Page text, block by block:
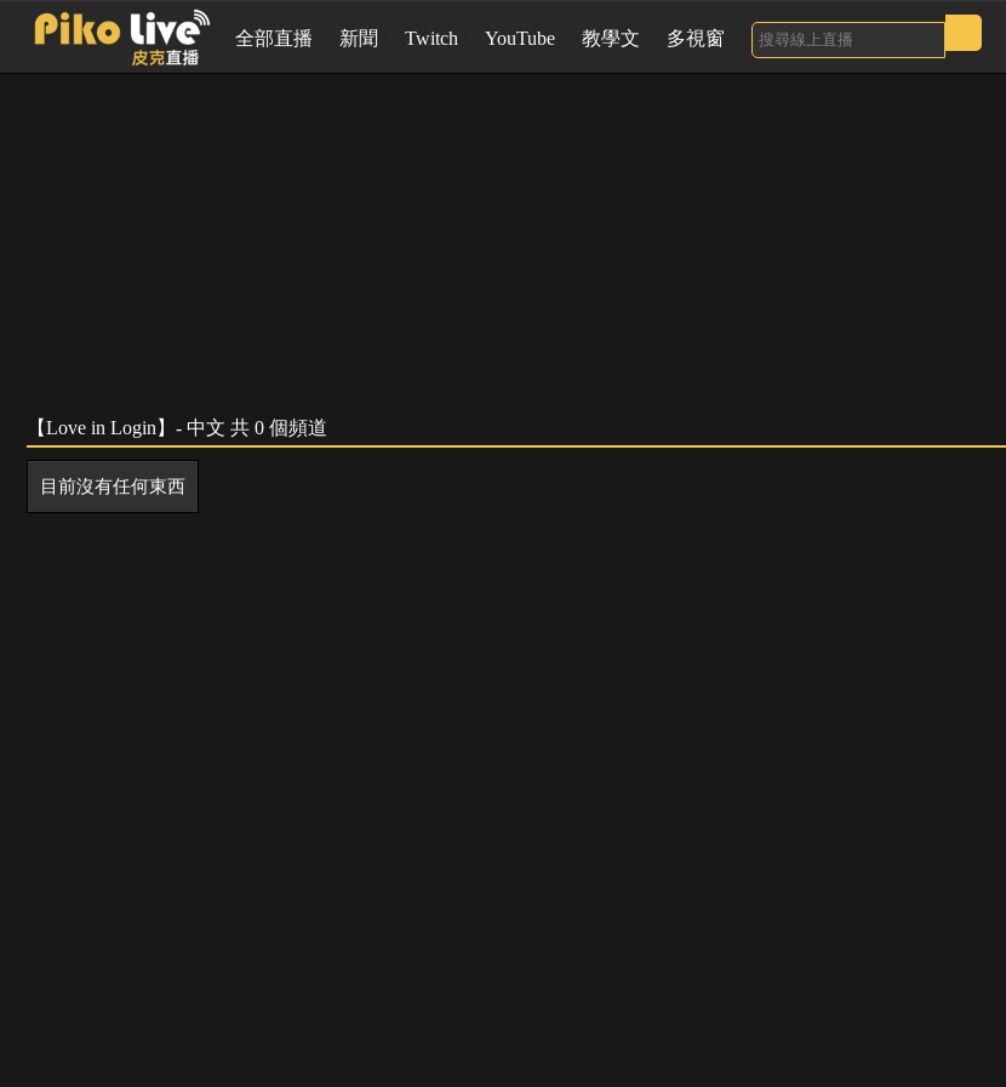
全部直播 新聞 Twitch YouTube 教學文 多視窗
【Love in Login】- 中文 共 0 個頻道
目前沒有任何東西